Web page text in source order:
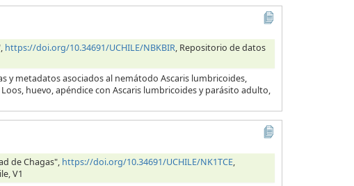
https://doi.org/10.34691/UCHILE/NBKBIR, Repositorio de datos
metadatos asociados al nemátodo Ascaris lumbricoides,
huevo, apéndice con Ascaris lumbricoides y parásito adulto,
de Chagas", https://doi.org/10.34691/UCHILE/NK1TCE,
V1